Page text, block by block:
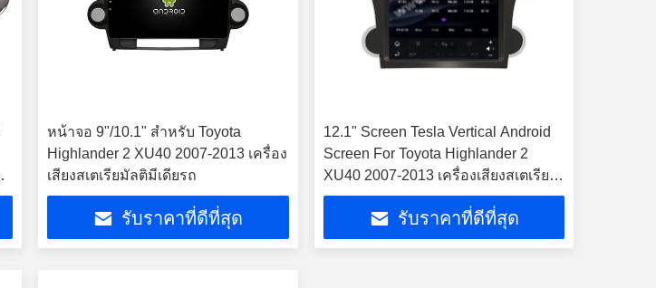
หน้าจอ 9"/10.1" สําหรับ Toyota
Highlander 2 XU40 2007-2013 เครื่อง
เสียงสเตเรียมัลติมีเดียรถ
รับราคาที่ดีที่สุด
12.1" Screen Tesla Vertical Android
Screen For Toyota Highlander 2
XU40 2007-2013 เครื่องเสียงสเตเรียมั
ลติมีเดียรถยนต์
รับราคาที่ดีที่สุด